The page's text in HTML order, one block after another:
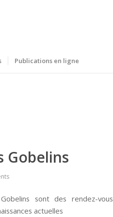
Publications en ligne
Gobelins
sont des rendez-vous
actuelles